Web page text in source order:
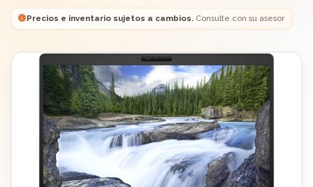
Precios e inventario sujetos a cambios.Consulte con su asesor